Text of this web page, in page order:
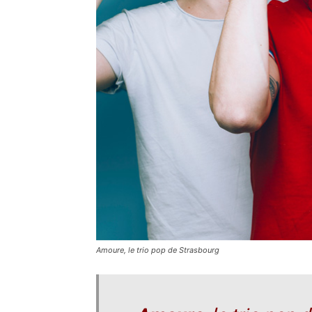
Amoure, le trio pop de Strasbourg